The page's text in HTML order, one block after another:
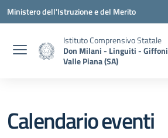
Vai ai contenuti
Vai al menu di navigazione
Vai al footer
Ministero dell'Istruzione e del Merito
Istituto Comprensivo Statale
Don Milani - Linguiti - Giffoni
Valle Piana (SA)
Calendario eventi